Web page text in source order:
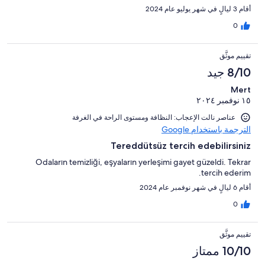
أقام 3 ليالٍ في شهر يوليو عام 2024
0
تقييم موثَّق
8/10 جيد
Mert
١٥ نوفمبر ٢٠٢٤
عناصر نالت الإعجاب: ⁦النظافة⁩ و⁦مستوى الراحة في الغرفة⁩
الترجمة باستخدام Google
Tereddütsüz tercih edebilirsiniz
Odaların temizliği, eşyaların yerleşimi gayet güzeldi. Tekrar
tercih ederim.
أقام 6 ليالٍ في شهر نوفمبر عام 2024
0
تقييم موثَّق
10/10 ممتاز